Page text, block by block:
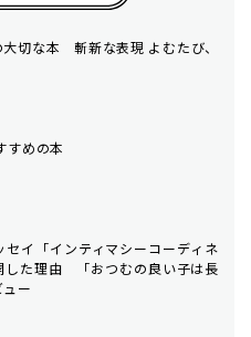
切な本 斬新な表現 よむたび、
すめの本
イ「インティマシーコーディネ
した理由 「おつむの良い子は長
ー